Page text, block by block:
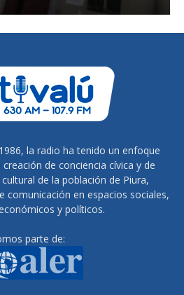
la radio ha tenido un enfoque
de conciencia cívica y de
de la población de Piura,
comunicación en espacios sociales,
y políticos.
parte de: